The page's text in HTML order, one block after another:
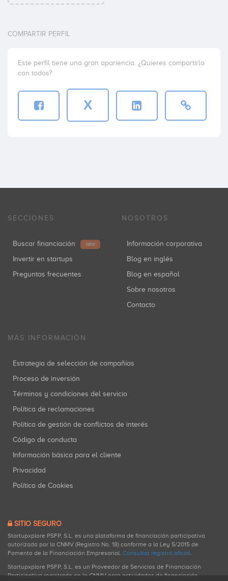
COMPARTIR PERFIL
Este perfil tiene una gran apariencia. ¿Quieres compartirlo
con todos?
X
SECCIONES
Buscar financiación NEW
Invertir en startups
Preguntas frecuentes
NOSOTROS
Información corporativa
Blog en inglés
Blog en español
Sobre nosotros
Contacto
MÁS INFORMACIÓN
Estrategia de selección de compañías
Proceso de inversión
Términos y condiciones del servicio
Política de reclamaciones
Política de gestión de conflictos de interés
Código de conducta
Información básica para el cliente
Privacidad
Política de Cookies
SITIO SEGURO
Startupxplore PSFP, S.L. es una plataforma de financiación participativa
autorizada por la CNMV (Registro No. 18) conforme a la Ley 5/2015 de
Fomento de la Financiación Empresarial. Consultar registro oficial.
Startupxplore PSFP, S.L. es un Proveedor de Servicios de Financiación
Participativa registrado en la CNMV para actividades de financiación